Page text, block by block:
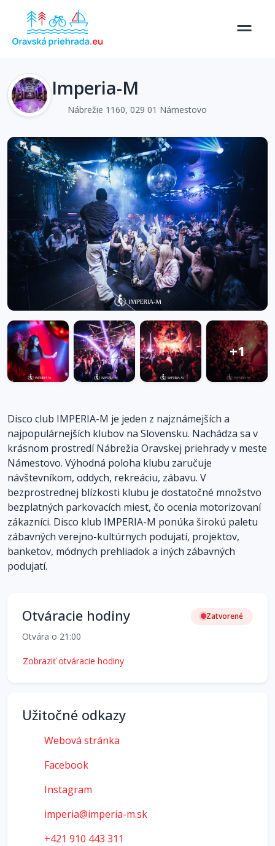
Imperia-M
Nábrežie 1160, 029 01 Námestovo
+1
Disco club IMPERIA-M je jeden z najznámejších a
najpopulárnejších klubov na Slovensku. Nachádza sa v
krásnom prostredí Nábrežia Oravskej priehrady v meste
Námestovo. Výhodná poloha klubu zaručuje
návštevníkom, oddych, rekreáciu, zábavu. V
bezprostrednej blízkosti klubu je dostatočné množstvo
bezplatných parkovacích miest, čo ocenia motorizovaní
zákazníci. Disco klub IMPERIA-M ponúka širokú paletu
zábavných verejno-kultúrnych podujatí, projektov,
banketov, módnych prehliadok a iných zábavných
podujatí.
Otváracie hodiny Zatvorené
Otvára o 21:00
Zobraziť otváracie hodiny
Užitočné odkazy
Webová stránka
Facebook
Instagram
imperia@imperia-m.sk
+421 910 443 311